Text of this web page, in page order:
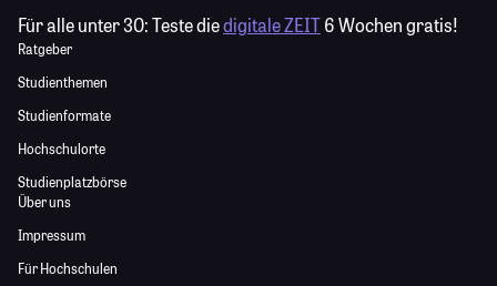
Für alle unter 30:Teste diedigitale ZEIT6 Wochen gratis!
Ratgeber
Studienthemen
Studienformate
Hochschulorte
Studienplatzbörse
Über uns
Impressum
Für Hochschulen